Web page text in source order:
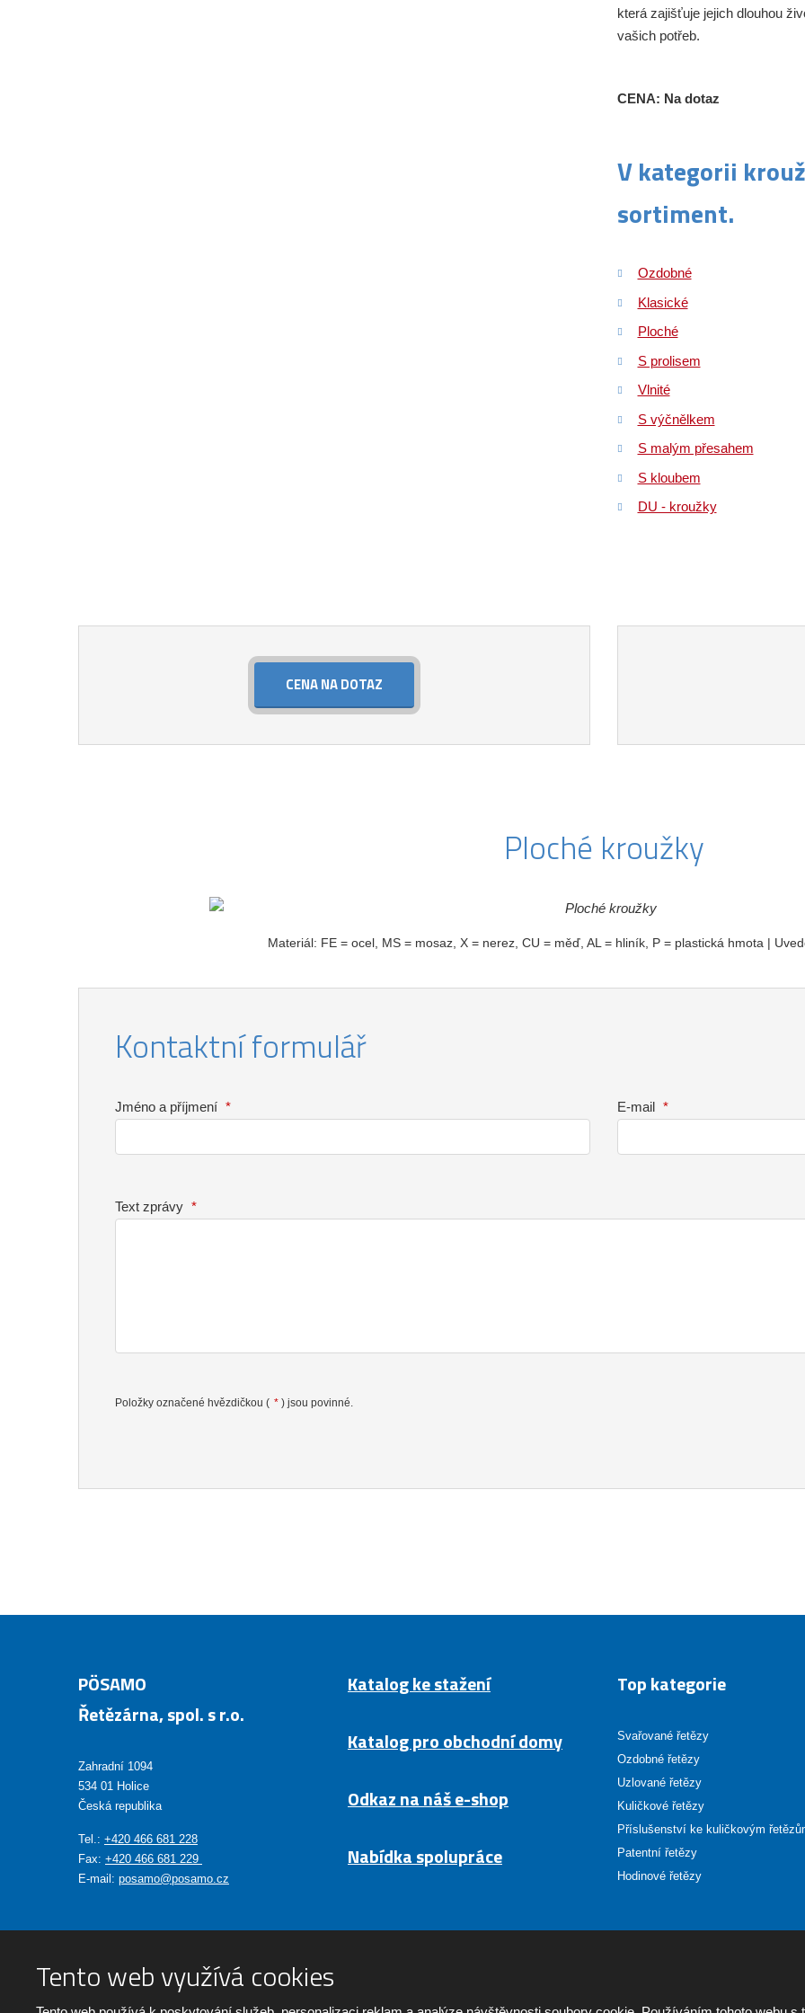
která zajišťuje jejich dlouhou
vašich potřeb.
CENA: Na dotaz
V kategorii
sortiment.
Ozdobné
Klasické
Ploché
S prolisem
Vlnité
S výčnělkem
S malým přesahem
S kloubem
DU - kroužky
CENA NA DOTAZ
Ploché kroužky
Materiál: FE = ocel, MS = mosaz, X = nerez, CU = měď, AL = hliník, P = plastická hmota |
Kontaktní formulář
Jméno a příjmení * E-mail *
Text zprávy *
Položky označené hvězdičkou ( *) jsou povinné.
se
PÖSAMO
Řetězárna, spol. s r.o.
Zahradní 1094
534 01 Holice
Česká republika
Tel.: +420 466 681 228
Fax: +420 466 681 229
E-mail: posamo@posamo.cz
Katalog ke stažení
Katalog pro obchodní domy
Odkaz na náš e-shop
Nabídka spolupráce
Top kategorie
Svařované řetězy
Ozdobné řetězy
Uzlované řetězy
Kuličkové řetězy
Příslušenství ke kuličkovým
Patentní řetězy
Hodinové řetězy
Tento web využívá cookies